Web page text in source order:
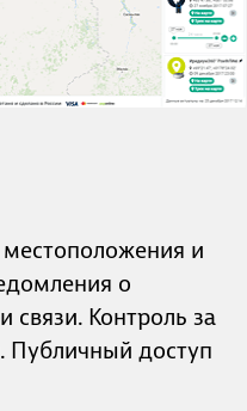
и
о
связи. Контроль за
Публичный доступ